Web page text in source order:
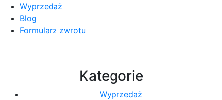
Wyprzedaż
Blog
Formularz zwrotu
Kategorie
Wyprzedaż